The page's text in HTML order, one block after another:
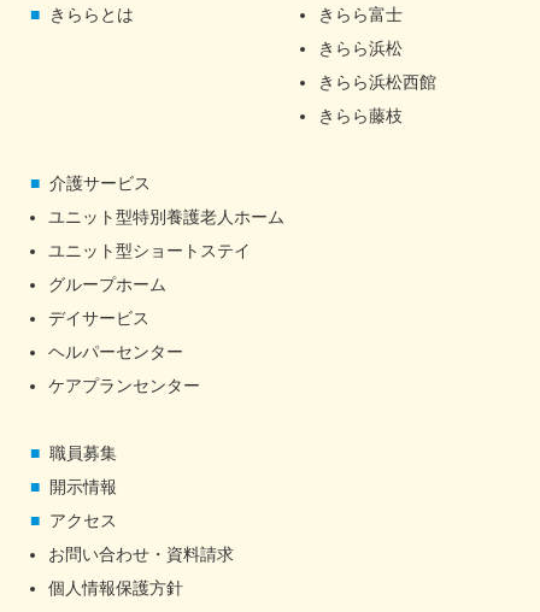
きららとは
きらら富士
きらら浜松
きらら浜松西館
きらら藤枝
介護サービス
ユニット型特別養護老人ホーム
ユニット型ショートステイ
グループホーム
デイサービス
ヘルパーセンター
ケアプランセンター
職員募集
開示情報
アクセス
お問い合わせ・資料請求
個人情報保護方針